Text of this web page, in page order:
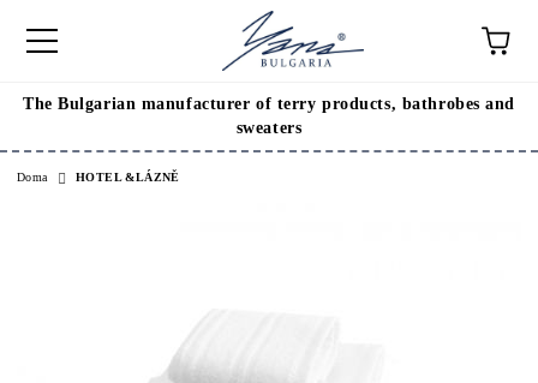
The Bulgarian manufacturer of terry products, bathrobes and
sweaters
Doma HOTEL &LÁZNĚ